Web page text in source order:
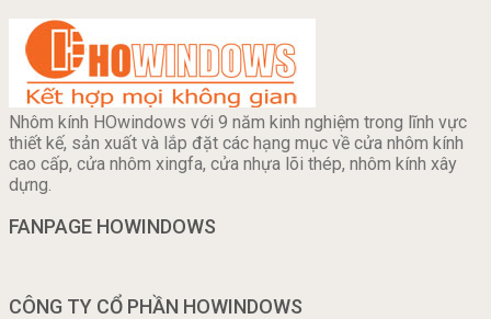
Nhôm kính HOwindows với 9 năm kinh nghiệm trong lĩnh vực
thiết kế, sản xuất và lắp đặt các hạng mục về cửa nhôm kính
cao cấp, cửa nhôm xingfa, cửa nhựa lõi thép, nhôm kính xây
dựng.
FANPAGE HOWINDOWS
CÔNG TY CỔ PHẦN HOWINDOWS